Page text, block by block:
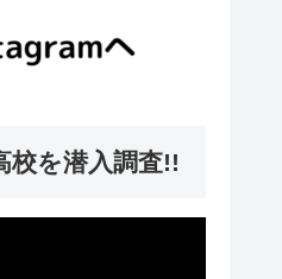
校を潜入調査!!